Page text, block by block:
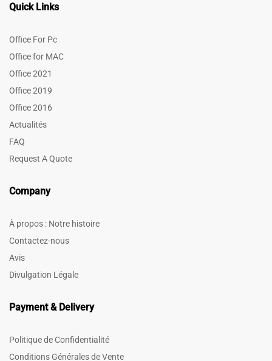
Quick Links
Office For Pc
Office for MAC
Office 2021
Office 2019
Office 2016
Actualités
FAQ
Request A Quote
Company
À propos : Notre histoire
Contactez-nous
Avis
Divulgation Légale
Payment & Delivery
Politique de Confidentialité
Conditions Générales de Vente